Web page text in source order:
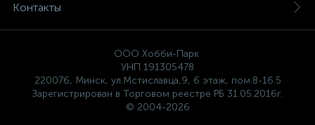
Контакты
ООО Хобби-Парк
УНП 191305478
220076, Минск, ул.Мстиславца,9, 6 этаж, пом.8-16.5
Зарегистрирован в Торговом реестре РБ 31.05.2016г.
© 2004-2026